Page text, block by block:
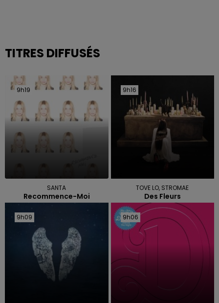
TITRES DIFFUSÉS
9h19
9h19
SANTA
Recommence-Moi
9h16
9h16
TOVE LO, STROMAE
Des Fleurs
9h09
9h09 9h06
9h06